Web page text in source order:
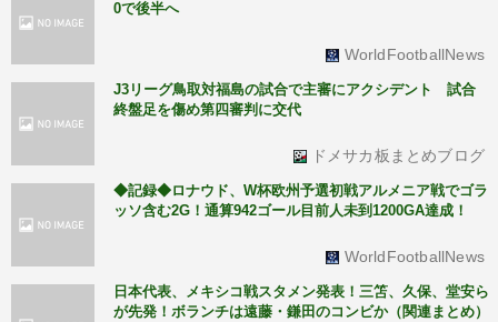
0で後半へ
WorldFootballNews
J3リーグ鳥取対福島の試合で主審にアクシデント 試合
終盤足を傷め第四審判に交代
ドメサカ板まとめブログ
◆記録◆ロナウド、W杯欧州予選初戦アルメニア戦でゴラ
ッソ含む2G！通算942ゴール目前人未到1200GA達成！
WorldFootballNews
日本代表、メキシコ戦スタメン発表！三笘、久保、堂安ら
が先発！ボランチは遠藤・鎌田のコンビか（関連まとめ）